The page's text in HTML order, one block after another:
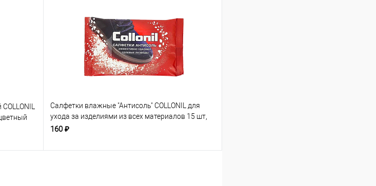
Салфетки влажные "Антисоль" COLLONIL для
ухода за изделиями из всех материалов 15 шт,
бесцветные
160 ₽